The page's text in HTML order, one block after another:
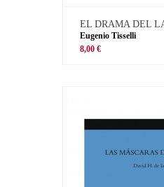
EL DRAMA DEL
Eugenio Tisselli
8,00 €